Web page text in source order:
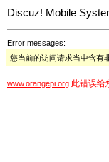
Discuz! Mobile
Error messages:
您当前的访问请求当中含有
www.orangepi.org 此错误给